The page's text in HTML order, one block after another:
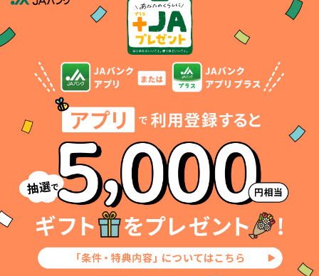
機能・サービス
セキュリティ
困った時は